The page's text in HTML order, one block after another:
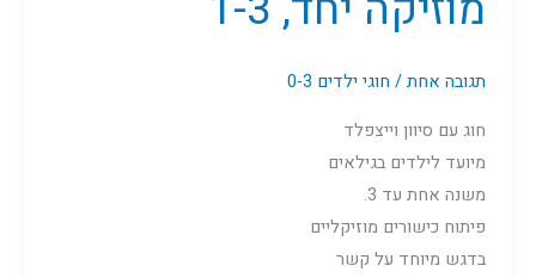
תגובה אחת/ חוגי ילדים 0-3
חוג עם סיוון וייצפלד
מיועד לילדים בגילאים
משנה אחת עד 3.
פיתוח כישורים מוזיקליים
בדגש מיוחד על קשר